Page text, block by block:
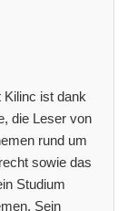
ist dank
die Leser von
rund um
sowie das
Studium
Sein